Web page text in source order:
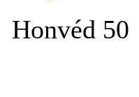
Honvéd 50